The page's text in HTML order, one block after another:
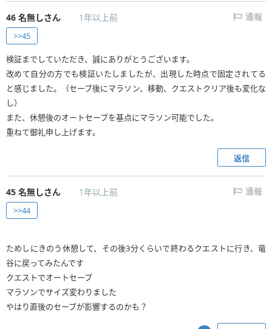
46 名無しさん 1年以上前 通報
>>45
検証までしていただき、誠にありがとうございます。
改めて自分の方でも検証いたしましたが、出現した時点で固定されてる
と感じました。（セーブ後にマラソン、移動、クエストクリア後も変化な
し）
また、休憩後のオートセーブを基点にマラソン可能でした。
重ねて御礼申し上げます。
返信
45 名無しさん 1年以上前 通報
>>44
ためしにきのう休憩して、その後3分くらいで終わるクエストに行き、竜
谷に戻ってみたんです
クエストでオートセーブ
マラソンでサイズ変わりました
やはり直後のセーブが影響するのかも？